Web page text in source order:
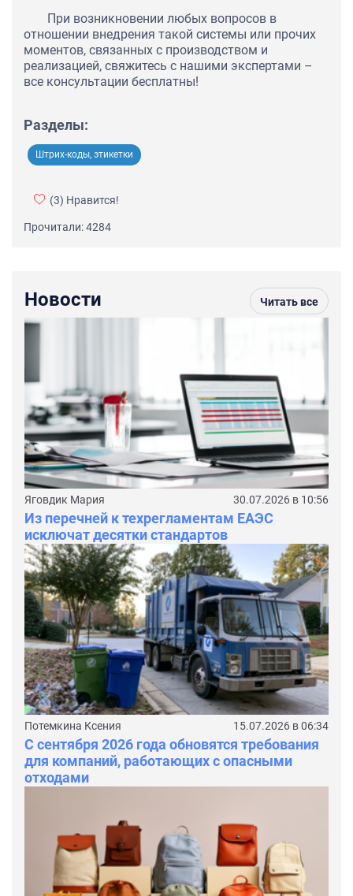
При возникновении любых вопросов в
отношении внедрения такой системы или прочих
моментов, связанных с производством и
реализацией, свяжитесь с нашими экспертами –
все консультации бесплатны!
Разделы:
Штрих-коды, этикетки
(3) Нравится!
Прочитали: 4284
Новости Читать все
Яговдик Мария 30.07.2026 в 10:56
Из перечней к техрегламентам ЕАЭС
исключат десятки стандартов
Потемкина Ксения 15.07.2026 в 06:34
С сентября 2026 года обновятся требования
для компаний, работающих с опасными
отходами